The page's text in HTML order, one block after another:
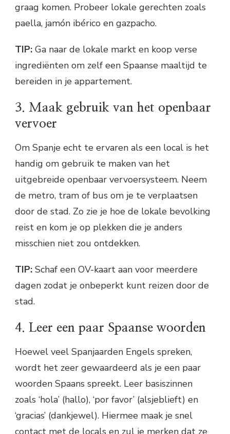
graag komen. Probeer lokale gerechten zoals
paella, jamón ibérico en gazpacho.
TIP: Ga naar de lokale markt en koop verse
ingrediënten om zelf een Spaanse maaltijd te
bereiden in je appartement.
3. Maak gebruik van het openbaar
vervoer
Om Spanje echt te ervaren als een local is het
handig om gebruik te maken van het
uitgebreide openbaar vervoersysteem. Neem
de metro, tram of bus om je te verplaatsen
door de stad. Zo zie je hoe de lokale bevolking
reist en kom je op plekken die je anders
misschien niet zou ontdekken.
TIP: Schaf een OV-kaart aan voor meerdere
dagen zodat je onbeperkt kunt reizen door de
stad.
4. Leer een paar Spaanse woorden
Hoewel veel Spanjaarden Engels spreken,
wordt het zeer gewaardeerd als je een paar
woorden Spaans spreekt. Leer basiszinnen
zoals ‘hola’ (hallo), ‘por favor’ (alsjeblieft) en
‘gracias’ (dankjewel). Hiermee maak je snel
contact met de locals en zul je merken dat ze